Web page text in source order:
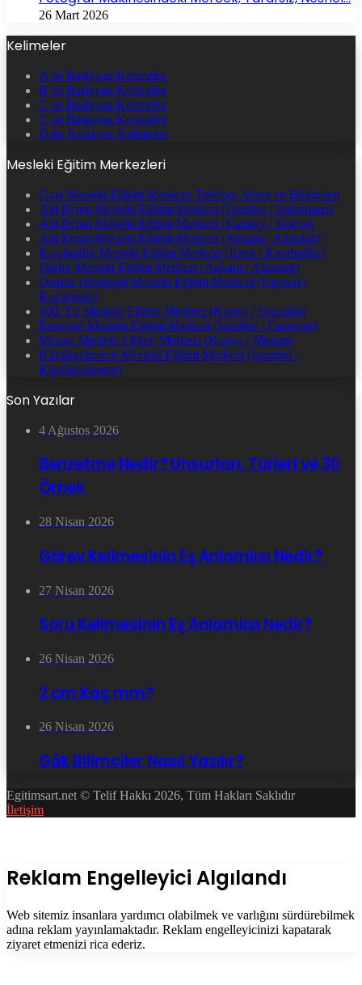
26 Mart 2026
Kelimeler
A ile Başlayan Kelimeler
B ile Başlayan Kelimeler
C ile Başlayan Kelimeler
Ç ile Başlayan Kelimeler
D ile Başlayan Kelimeler
Mesleki Eğitim Merkezleri
Gazi Mesleki Eğitim Merkezi: Telefon, Adres ve Bölümleri
Ahi Evren Mesleki Eğitim Merkezi (İstanbul / Sultangazi)
Ahi Evran Mesleki Eğitim Merkezi (Karatay / Konya)
Ahi Evran Mesleki Eğitim Merkezi (Ankara / Altındağ)
Karabağlar Mesleki Eğitim Merkezi (İzmir / Karabağlar)
Siteler Mesleki Eğitim Merkezi (Ankara / Altındağ)
Osman Düşüngel Mesleki Eğitim Merkezi (Kayseri /
Kocasinan)
100. Yıl Mesleki Eğitim Merkezi (Konya / Selçuklu)
Esenyurt Mesleki Eğitim Merkezi (İstanbul / Esenyurt)
Meram Mesleki Eğitim Merkezi (Konya / Meram)
Küçükçekmece Mesleki Eğitim Merkezi (İstanbul /
Küçükçekmece)
Son Yazılar
4 Ağustos 2026
Benzetme Nedir? Unsurları, Türleri ve 30
Örnek
28 Nisan 2026
Görev Kelimesinin Eş Anlamlısı Nedir?
27 Nisan 2026
Soru Kelimesinin Eş Anlamlısı Nedir?
26 Nisan 2026
2 cm Kaç mm?
26 Nisan 2026
Gök Bilimciler Nasıl Yazılır?
Egitimsart.net © Telif Hakkı 2026, Tüm Hakları Saklıdır
İletişim
Kapalı
Reklam Engelleyici Algılandı
Web sitemiz insanlara yardımcı olabilmek ve varlığını sürdürebilmek
adına reklam yayınlamaktadır. Reklam engelleyicinizi kapatarak
ziyaret etmenizi rica ederiz.